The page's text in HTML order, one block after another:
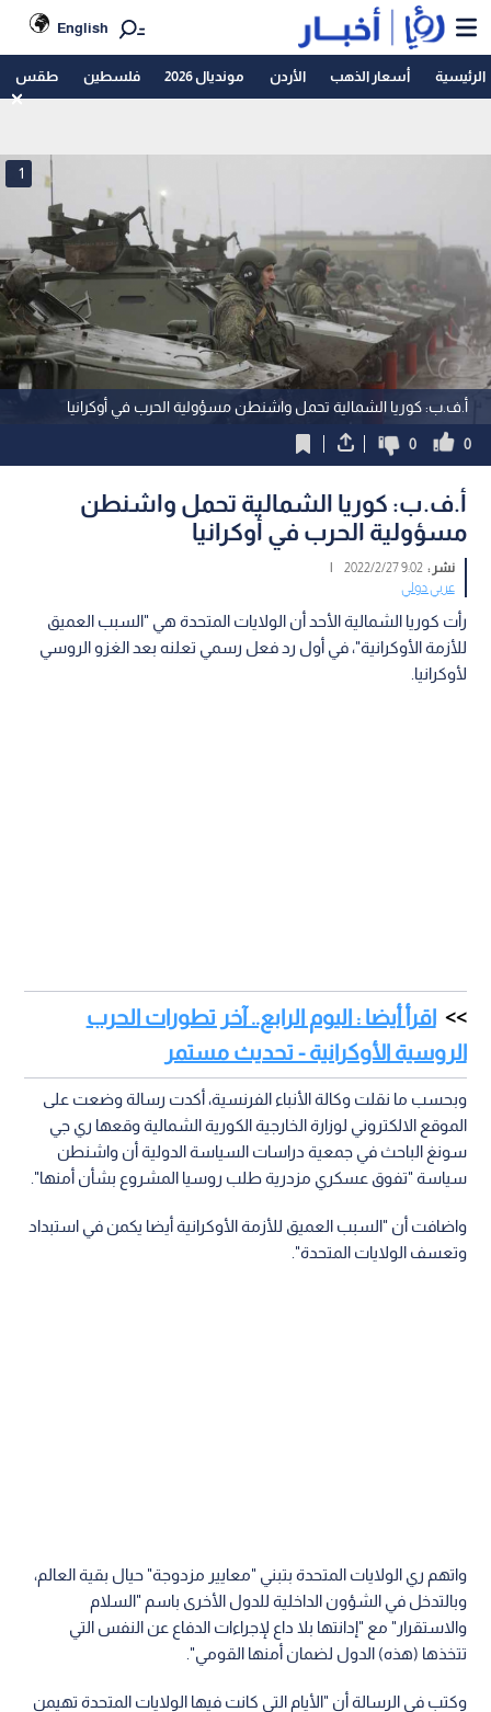
English
الرئيسية أسعار الذهب الأردن مونديال 2026 فلسطين طقس
أ.ف.ب: كوريا الشمالية تحمل واشنطن مسؤولية الحرب في أوكرانيا
1
0
0
أ.ف.ب: كوريا الشمالية تحمل واشنطن
مسؤولية الحرب في أوكرانيا
نشر :9:02 2022/2/27
|
عربي دولي
رأت كوريا الشمالية الأحد أن الولايات المتحدة هي "السبب العميق
للأزمة الأوكرانية"، في أول رد فعل رسمي تعلنه بعد الغزو الروسي
لأوكرانيا.
اقرأ أيضا : اليوم الرابع.. آخر تطورات الحرب
الروسية الأوكرانية - تحديث مستمر
وبحسب ما نقلت وكالة الأنباء الفرنسية، أكدت رسالة وضعت على
الموقع الالكتروني لوزارة الخارجية الكورية الشمالية وقعها ري جي
سونغ الباحث في جمعية دراسات السياسة الدولية أن واشنطن
سياسة "تفوق عسكري مزدرية طلب روسيا المشروع بشأن أمنها".
واضافت أن "السبب العميق للأزمة الأوكرانية أيضا يكمن في استبداد
وتعسف الولايات المتحدة".
واتهم ري الولايات المتحدة بتبني "معايير مزدوجة" حيال بقية العالم،
وبالتدخل في الشؤون الداخلية للدول الأخرى باسم "السلام
والاستقرار" مع "إدانتها بلا داع لإجراءات الدفاع عن النفس التي
تتخذها (هذه) الدول لضمان أمنها القومي".
وكتب في الرسالة أن "الأيام التي كانت فيها الولايات المتحدة تهيمن